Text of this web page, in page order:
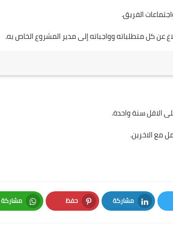
الفريق.
كل متطلباته وواجباته إلى مدير المشروع الخاص به.
الاقل سنة واحدة.
مع الاخرين.
مشاركة
LinkedIn
حفظ
Pinterest
مشاركة
Whatsapp